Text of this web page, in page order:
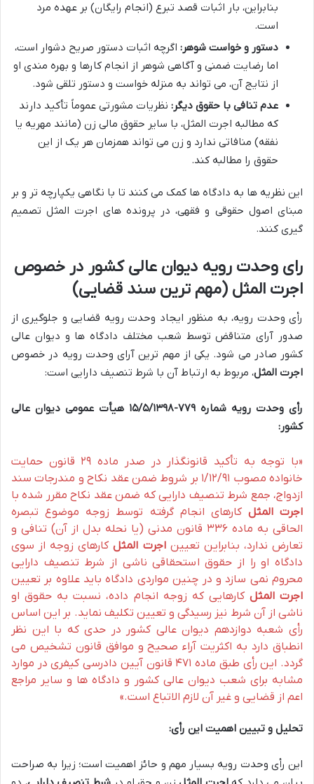
بنابراین، بار اثبات قصد تبرع (انجام رایگان) بر عهده مرد
است.
دستور و خواست شوهر: اگرچه اثبات دستور صریح دشوار است،
اما رضایت ضمنی و آگاهی شوهر از انجام کارها و بهره مندی او
از نتایج آن، می تواند به منزله خواست و دستور تلقی شود.
عدم تنافی با حقوق دیگر: نظریات مشورتی عموماً تأکید دارند
که مطالبه اجرت المثل، با سایر حقوق مالی زن (مانند مهریه یا
نفقه) منافاتی ندارد و زن می تواند همزمان هر یک از این
حقوق را مطالبه کند.
این نظریه ها به دادگاه ها کمک می کنند تا با نگاهی یکپارچه تر و بر
مبنای اصول حقوقی و فقهی، در پرونده های اجرت المثل تصمیم
گیری کنند.
رای وحدت رویه دیوان عالی کشور در خصوص
اجرت المثل (مهم ترین سند قضایی)
رأی وحدت رویه، به منظور ایجاد وحدت رویه قضایی و جلوگیری از
صدور آرای متناقض توسط شعب مختلف دادگاه ها و دیوان عالی
کشور صادر می شود. یکی از مهم ترین آرای وحدت رویه در خصوص
اجرت المثل، مربوط به ارتباط آن با شرط تنصیف دارایی است:
رأی وحدت رویه شماره ۷۷۹-۱۵/۵/۱۳۹۸ هیأت عمومی دیوان عالی
کشور:
«با توجه به تأکید قانونگذار در صدر ماده ۲۹ قانون حمایت
خانواده مصوب ۱/۱۲/۹۱ بر شروط ضمن عقد نکاح و مندرجات سند
ازدواج، جمع شرط تنصیف دارایی که ضمن عقد نکاح مقرر شده با
اجرت المثل کارهای انجام گرفته توسط زوجه موضوع تبصره
الحاقی به ماده ۳۳۶ قانون مدنی (یا نحله بدل از آن) تنافی و
تعارض ندارد، بنابراین تعییناجرت المثلکارهای زوجه از سوی
دادگاه او را از حقوق استحقاقی ناشی از شرط تنصیف دارایی
محروم نمی سازد و در چنین مواردی دادگاه باید علاوه بر تعیین
اجرت المثل کارهایی که زوجه انجام داده، نسبت به حقوق او
ناشی از آن شرط نیز رسیدگی و تعیین تکلیف نماید. بر این اساس
رأی شعبه دوازدهم دیوان عالی کشور در حدی که با این نظر
انطباق دارد به اکثریت آراء صحیح و موافق قانون تشخیص می
گردد. این رأی طبق ماده ۴۷۱ قانون آیین دادرسی کیفری در موارد
مشابه برای شعب دیوان عالی کشور و دادگاه ها و سایر مراجع
اعم از قضایی و غیر آن لازم الاتباع است.»
تحلیل و تبیین اهمیت این رأی:
این رأی وحدت رویه بسیار مهم و حائز اهمیت است؛ زیرا به صراحت